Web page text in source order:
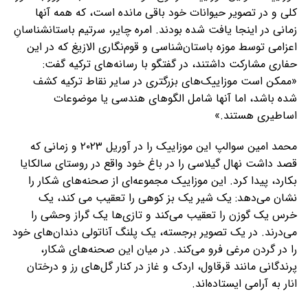
کلی و در تصویر حیوانات خود باقی مانده است، که همه آنها
زمانی در اینجا یافت شده بودند. امره چایر، سرتیم باستانشناسانِ
اعزامی توسط موزه باستان‌شناسی و قوم‌نگاری الازیغ که در این
حفاری مشارکت داشتند، در گفتگو با رسانه‌های ترکیه گفت:
«ممکن است موزاییک‌های بزرگتری در سایر نقاط ترکیه کشف
شده باشد، اما آنها شامل الگوهای هندسی یا موضوعات
اساطیری هستند.»
محمد امین سوالپ این موزاییک را در آوریل ۲۰۲۳ و زمانی که
قصد داشت نهال گیلاسی را در باغ خود واقع در روستای سالکایا
بکارد، پیدا کرد. این موزاییک مجموعه‌ای از صحنه‌های شکار را
نشان می‌دهد: یک شیر یک بز کوهی را تعقیب می کند، یک
خرس یک گوزن را تعقیب می‌کند و تازی‌ها یک گراز وحشی را
می‌درند. در یک تصویر برجسته، یک پلنگ آناتولی دندان‌های خود
را در گردن مرغی فرو می‌کند. در میان این صحنه‌های شکار،
پرندگانی مانند قرقاول، اردک و غاز در کنار گل‌های رز و درختان
انار به آرامی ایستاده‌اند.